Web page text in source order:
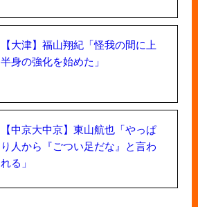
【大津】福山翔紀「怪我の間に上
半身の強化を始めた」
【中京大中京】東山航也「やっぱ
り人から『ごつい足だな』と言わ
れる」